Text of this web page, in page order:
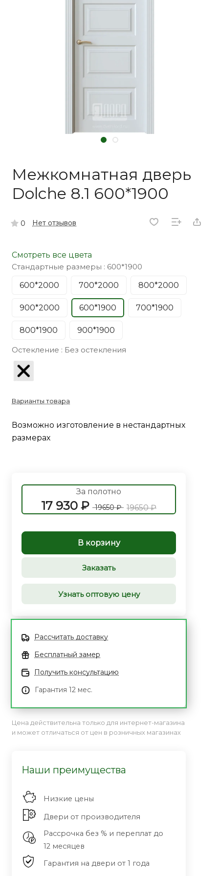
Межкомнатная дверь
Dolche 8.1 600*1900
0 Нет отзывов
Смотреть все цвета
Стандартные размеры : 600*1900
600*2000
700*2000 800*2000
900*2000 600*1900 700*1900
800*1900 900*1900
Остекление : Без остекления
Варианты товара
Возможно изготовление в нестандартных
размерах
За полотно
17 930 ₽ 19650 ₽ 19650 ₽
В корзину
Заказать
Узнать оптовую цену
Рассчитать доставку
Бесплатный замер
Получить консультацию
Гарантия 12 мес.
Цена действительна только для интернет-магазина
и может отличаться от цен в розничных магазинах
Наши преимущества
Низкие цены
Двери от производителя
Рассрочка без % и переплат до
12 месяцев
Гарантия на двери от 1 года